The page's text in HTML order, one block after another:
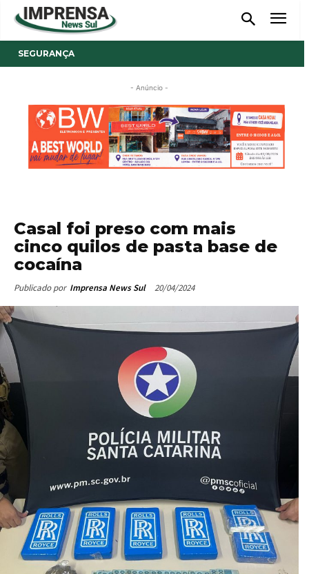
SEGURANÇA
- Anúncio -
Casal foi preso com mais
cinco quilos de pasta base de
cocaína
Publicado por Imprensa News Sul 20/04/2024